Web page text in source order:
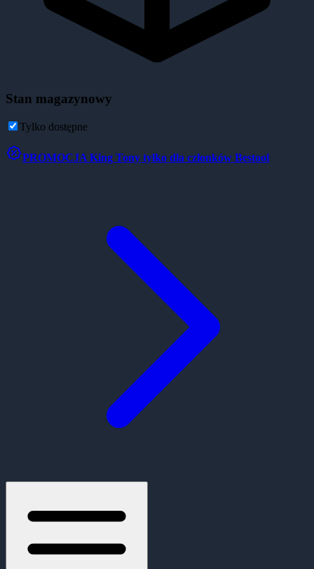
Stan magazynowy
Tylko dostępne
PROMOCJA King Tony tylko dla członków Bestool